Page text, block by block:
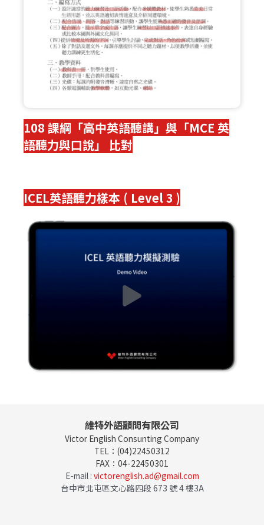
108 課綱「高中英語聽講」與「MCE 英
語聽力與口說」 比對
ICEL英語聽力樣本 ( Level 3 )
維特外語顧問有限公司
Victor English Consunting Company
TEL：(04)22450312
FAX：04-22450301
E-mail : victorenglish.ad@gmail.com
台中市北屯區文心路四段 673 號 4 樓3A